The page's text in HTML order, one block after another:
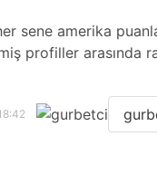
sene amerika
profiller arasında